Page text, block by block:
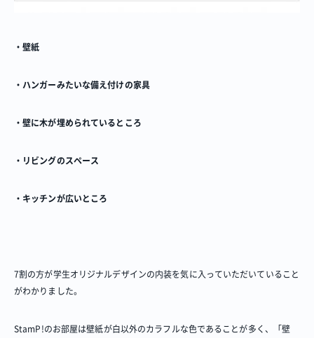
・壁紙
・ハンガーみたいな備え付けの家具
・壁に木が埋められているところ
・リビングのスペース
・キッチンが広いところ
7割の方が学生オリジナルデザインの内装を気に入っていただいていること
がわかりました。
StamP!のお部屋は壁紙が白以外のカラフルな色であることが多く、「壁